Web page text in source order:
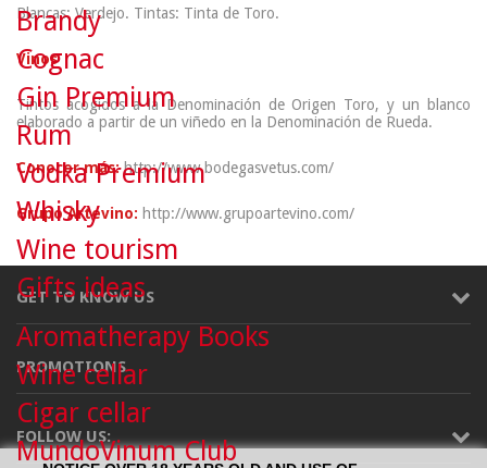
Blancas: Verdejo. Tintas: Tinta de Toro.
Vinos
Tintos acogidos a la Denominación de Origen Toro, y un blanco
elaborado a partir de un viñedo en la Denominación de Rueda.
Conocer más:http://www.bodegasvetus.com/
Grupo Artevino: http://www.grupoartevino.com/
GET TO KNOW US
PROMOTIONS
FOLLOW US:
Brandy
Cognac
Gin Premium
Rum
Vodka Premium
Whisky
Wine tourism
Gifts ideas
Aromatherapy Books
Wine cellar
Cigar cellar
MundoVinum Club